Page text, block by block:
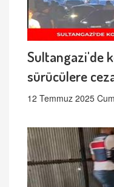
Sultangazi'de
sürücülere
12 Temmuz 2025